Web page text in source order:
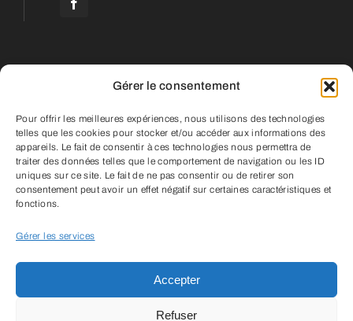
Gérer le consentement
Pour offrir les meilleures expériences, nous utilisons des technologies
telles que les cookies pour stocker et/ou accéder aux informations des
appareils. Le fait de consentir à ces technologies nous permettra de
traiter des données telles que le comportement de navigation ou les ID
uniques sur ce site. Le fait de ne pas consentir ou de retirer son
consentement peut avoir un effet négatif sur certaines caractéristiques et
fonctions.
Gérer les services
Accepter
Refuser
2025 |VTC Futé 974| Création et
infogérance parReunioweb
Mentions Légales–Cookies–Politique
de Confidentialité –Conditions Générales
Ce site a été financé par l’Union
FEDER-FSE+ Réunion dont l’Autorité de
gestion est la Région Réunion. L’Europe